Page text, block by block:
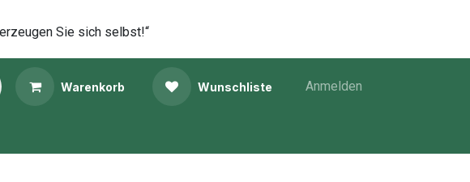
Sie sich selbst!“
Warenkorb Wunschliste Anmelden